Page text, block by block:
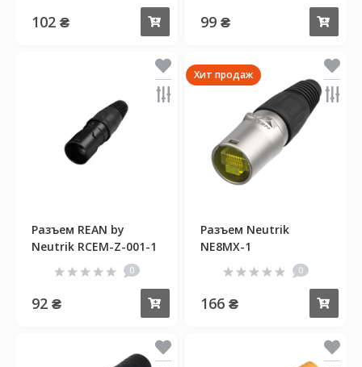
102 ₴ Купить99 ₴
Разъем REAN by
Neutrik RCEM-Z-001-1
0
92 ₴ Купить
Хит продаж
Разъем Neutrik
NE8MX-1
0
166 ₴